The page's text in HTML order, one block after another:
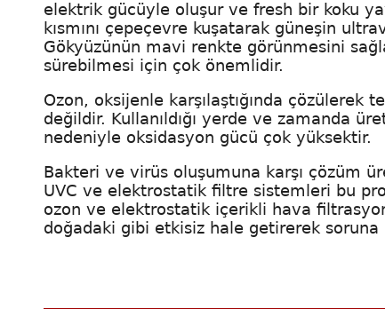
elektrik gücüyle oluşur ve fresh bir koku
kısmını çepeçevre kuşatarak güneşin
Gökyüzünün mavi renkte görünmesini
sürebilmesi için çok önemlidir.
Ozon, oksijenle karşılaştığında çözülerek
değildir. Kullanıldığı yerde ve zamanda
nedeniyle oksidasyon gücü çok yüksektir.
Bakteri ve virüs oluşumuna karşı çözüm
UVC ve elektrostatik filtre sistemleri bu
ozon ve elektrostatik içerikli hava
doğadaki gibi etkisiz hale getirerek soruna